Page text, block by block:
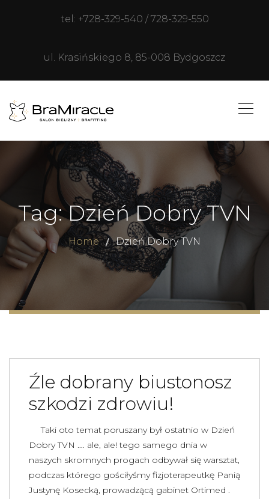
tel: +728-329-540 / 728-329-550
ul. Krasińskiego 8, 85-008 Bydgoszcz
Tag: Dzień Dobry TVN
Home Dzień Dobry TVN
Źle dobrany biustonosz
szkodzi zdrowiu!
Taki oto temat poruszany był ostatnio w Dzień
Dobry TVN …. ale, ale! tego samego dnia w
naszych skromnych progach odbywał się warsztat,
podczas którego gościłyśmy fizjoterapeutkę Panią
Justynę Kosecką, prowadzącą gabinet Ortimed .